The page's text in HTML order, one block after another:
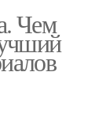
Чем